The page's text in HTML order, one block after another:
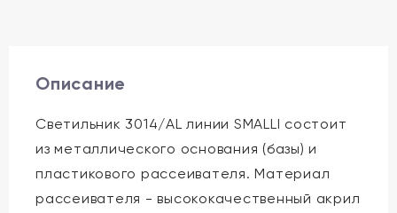
Описание
Светильник 3014/AL линии SMALLI состоит
из металлического основания (базы) и
пластикового рассеивателя. Материал
рассеивателя - высококачественный акрил